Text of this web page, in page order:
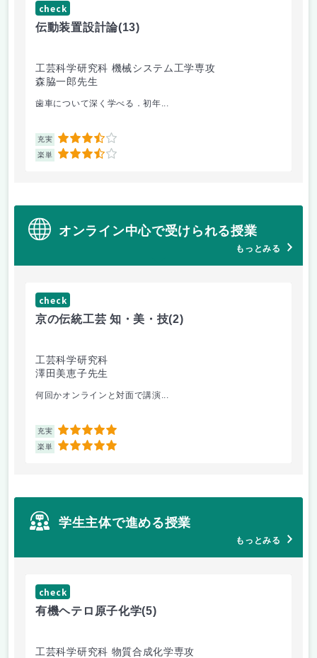
check
伝動装置設計論(13)
工芸科学研究科 機械システム工学専攻
森脇一郎先生
歯車について深く学べる．初年...
充実 3.5
楽単 3.5
オンライン中心で受けられる授業
もっとみる
check
京の伝統工芸 知・美・技(2)
工芸科学研究科
澤田美恵子先生
何回かオンラインと対面で講演...
充実 5
楽単 5
学生主体で進める授業
もっとみる
check
有機ヘテロ原子化学(5)
工芸科学研究科 物質合成化学専攻